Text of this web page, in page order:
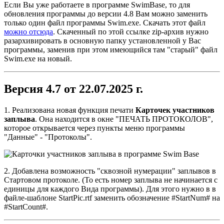
Если Вы уже работаете в программе SwimBase, то для
обновления программы до версии 4.8 Вам можно заменить
только один файл программы Swim.exe. Скачать этот файл
можно отсюда. Скаченный по этой ссылке zip-архив нужно
разархивировать в основную папку установленной у Вас
программы, заменив при этом имеющийся там "старый" файл
Swim.exe на новый.
Версия 4.7 от 22.07.2025 г.
1. Реализована новая функция печати Карточек участников
заплыва. Она находится в окне "ПЕЧАТЬ ПРОТОКОЛОВ",
которое открывается через пункты меню программы
"Данные" - "Протоколы".
2. Добавлена возможность "сквозной нумерации" заплывов в
Стартовом протоколе. (То есть номер заплыва не начинается с
единицы для каждого Вида программы). Для этого нужно в в
файле-шаблоне StartPic.rtf заменить обозначение #StartNum# на
#StartCount#.